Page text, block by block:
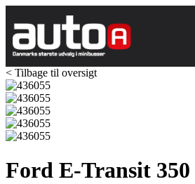
< Tilbage til oversigt
Ford E-Transit